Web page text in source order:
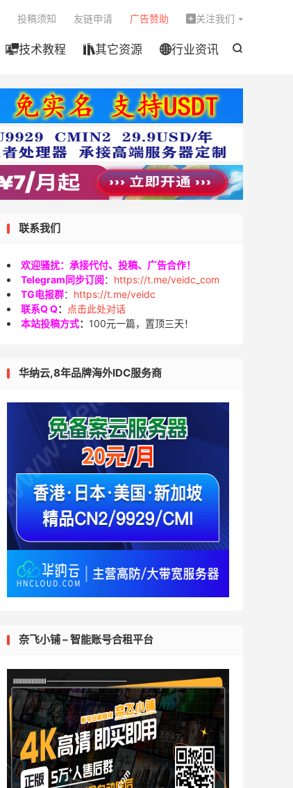

技术教程 其它资源 行业资讯
投稿须知 友链申请 广告赞助  关注我们
联系我们
欢迎骚扰：承接代付、投稿、广告合作！
Telegram同步订阅： https://t.me/veidc_com
TG电报群： https://t.me/veidc
联系Q Q：
点击此处对话
本站投稿方式： 100元一篇，置顶三天！
华纳云,8年品牌海外IDC服务商
奈飞小铺 – 智能账号合租平台